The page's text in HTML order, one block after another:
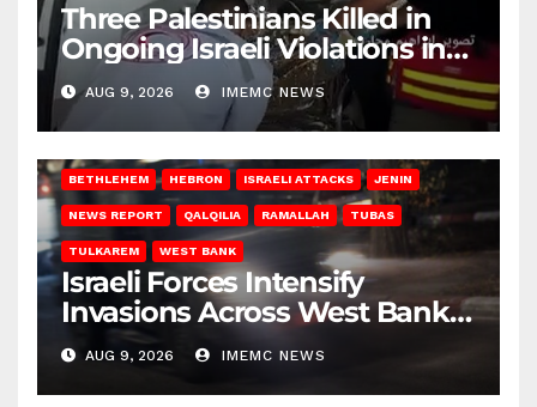
Three Palestinians Killed in
Ongoing Israeli Violations in
Gaza
AUG 9, 2026 IMEMC NEWS
BETHLEHEM HEBRON ISRAELI ATTACKS JENIN
NEWS REPORT QALQILIA RAMALLAH TUBAS
TULKAREM WEST BANK
Israeli Forces Intensify
Invasions Across West Bank
on Saturday
AUG 9, 2026 IMEMC NEWS